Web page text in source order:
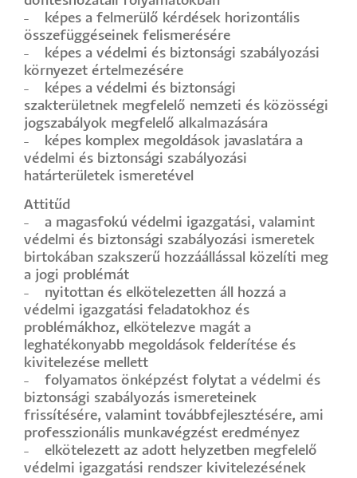
˗ képes a felmerülő kérdések horizontális
összefüggéseinek felismerésére
˗ képes a védelmi és biztonsági szabályozási
környezet értelmezésére
˗ képes a védelmi és biztonsági
szakterületnek megfelelő nemzeti és közösségi
jogszabályok megfelelő alkalmazására
˗ képes komplex megoldások javaslatára a
védelmi és biztonsági szabályozási
határterületek ismeretével
Attitűd
˗ a magasfokú védelmi igazgatási, valamint
védelmi és biztonsági szabályozási ismeretek
birtokában szakszerű hozzáállással közelíti meg
a jogi problémát
˗ nyitottan és elkötelezetten áll hozzá a
védelmi igazgatási feladatokhoz és
problémákhoz, elkötelezve magát a
leghatékonyabb megoldások felderítése és
kivitelezése mellett
˗ folyamatos önképzést folytat a védelmi és
biztonsági szabályozás ismereteinek
frissítésére, valamint továbbfejlesztésére, ami
professzionális munkavégzést eredményez
˗ elkötelezett az adott helyzetben megfelelő
védelmi igazgatási rendszer kivitelezésének